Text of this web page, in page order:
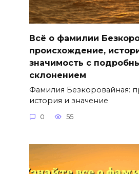
Всё о фамилии
происхождение,
значимость с
склонением
Фамилия Безкоровайная:
история и значение
0 55